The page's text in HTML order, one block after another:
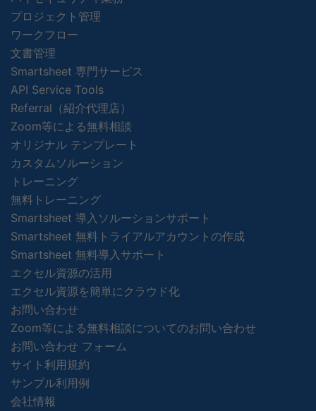
プロジェクト管理
ワークフロー
文書管理
Smartsheet 専門サービス
API Service Tools
Referral（紹介代理店）
Zoom等による無料相談
オリジナル テンプレート
カスタムソルーション
トレーニング
無料トレーニング
Smartsheet 導入ソルーションサポート
Smartsheet 無料トライアルアカウントの作成
Smartsheet 無料導入サポート
エクセル資源の活用
エクセル資源を簡単にクラウド化
お問い合わせ
Zoom等による無料相談についてのお問い合わせ
お問い合わせ フォーム
サイト利用規約
サンプル利用例
会社情報